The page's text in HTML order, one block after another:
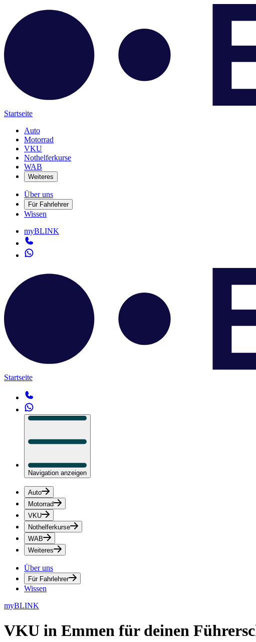
Startseite
Auto
Motorrad
VKU
Nothelferkurse
WAB
Weiteres
Über uns
Für Fahrlehrer
Wissen
myBLINK
Startseite
Navigation anzeigen
Auto
Motorrad
VKU
Nothelferkurse
WAB
Weiteres
Über uns
Für Fahrlehrer
Wissen
myBLINK
VKU in Emmen für deinen